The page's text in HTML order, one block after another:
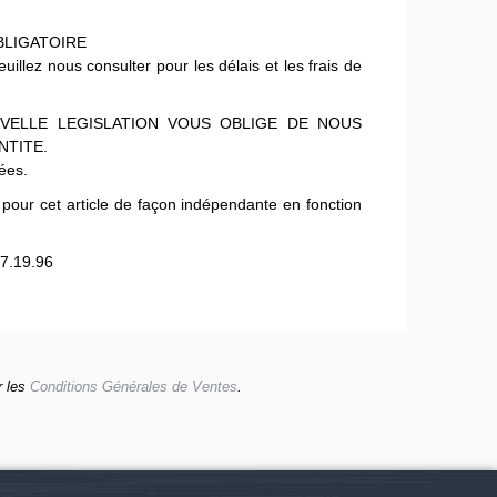
nous consulter pour les délais et les frais de
LEGISLATION VOUS OBLIGE DE NOUS
cet article de façon indépendante en fonction
les Conditions Générales de Ventes.